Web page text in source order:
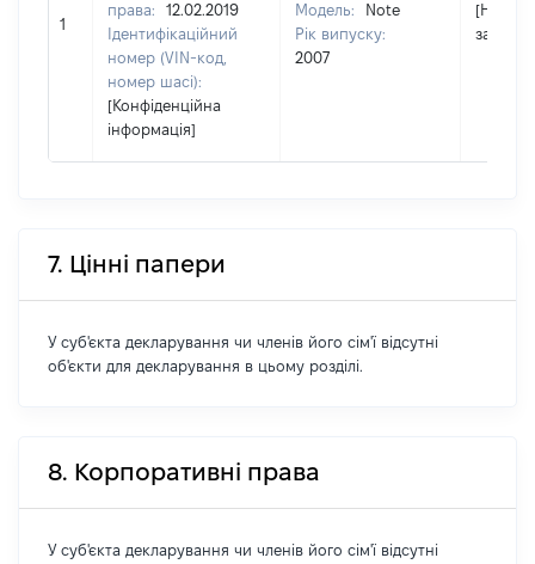
1
права:
12.02.2019
Ідентифікаційний
номер (VIN-код,
номер шасі):
[Конфіденційна
інформація]
Модель:
Note
Рік випуску:
2007
[Не
7. Цінні папери
У суб'єкта декларування чи членів його сім'ї відсутні
об'єкти для декларування в цьому розділі.
8. Корпоративні права
У суб'єкта декларування чи членів його сім'ї відсутні